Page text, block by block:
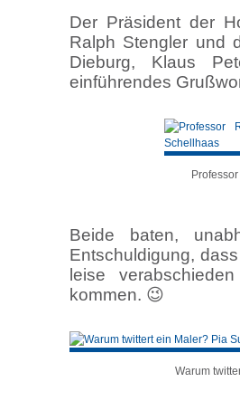
Der Präsident der
Ralph Stengler und
Dieburg, Klaus
einführendes
Beide baten,
Entschuldigung,
leise
kommen. 😉
Warum